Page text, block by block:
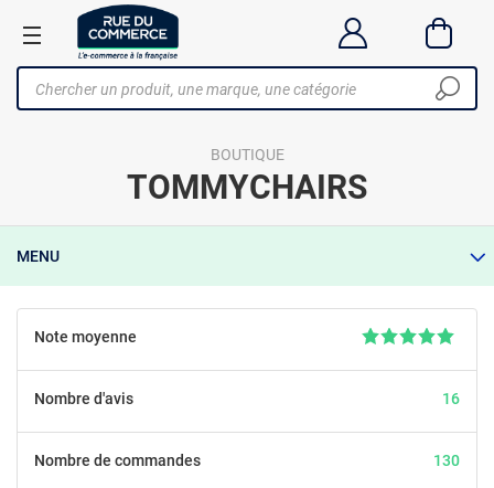
BOUTIQUE
TOMMYCHAIRS
MENU
Note moyenne
Nombre d'avis 16
Nombre de commandes 130